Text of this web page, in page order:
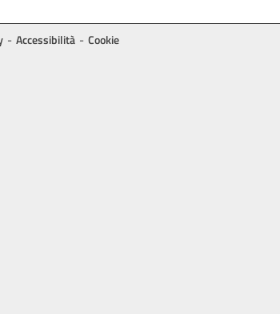
Accessibilità Cookie